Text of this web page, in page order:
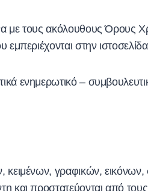
με τους ακόλουθους Όρους
στην
ενημερωτικό –
κειμένων, γραφικών,
προστατεύονται από τους